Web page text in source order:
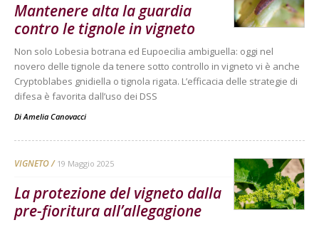
Mantenere alta la guardia
contro le tignole in vigneto
Non solo Lobesia botrana ed Eupoecilia ambiguella: oggi nel
novero delle tignole da tenere sotto controllo in vigneto vi è anche
Cryptoblabes gnidiella o tignola rigata. L’efficacia delle strategie di
difesa è favorita dall’uso dei DSS
DiAmelia Canovacci
VIGNETO 19 Maggio 2025
La protezione del vigneto dalla
pre-fioritura all’allegagione